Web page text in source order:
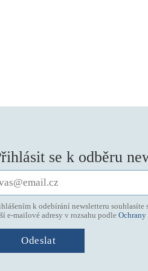
se k odběru
k odebírání newsletteru souhlasíte
e-mailové adresy v rozsahu podle